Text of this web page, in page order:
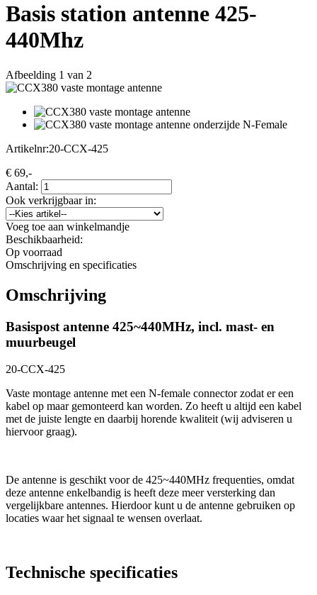
Basis station antenne 425-
440Mhz
Afbeelding 1 van 2
Artikelnr:20-CCX-425
€ 69,-
Aantal:
Ook verkrijgbaar in:
Voeg toe aan winkelmandje
Beschikbaarheid:
Op voorraad
Omschrijving en specificaties
Omschrijving
Basispost antenne 425~440MHz, incl. mast- en
muurbeugel
20-CCX-425
Vaste montage antenne met een N-female connector zodat er een
kabel op maar gemonteerd kan worden. Zo heeft u altijd een kabel
met de juiste lengte en daarbij horende kwaliteit (wij adviseren u
hiervoor graag).
De antenne is geschikt voor de 425~440MHz frequenties, omdat
deze antenne enkelbandig is heeft deze meer versterking dan
vergelijkbare antennes. Hierdoor kunt u de antenne gebruiken op
locaties waar het signaal te wensen overlaat.
Technische specificaties